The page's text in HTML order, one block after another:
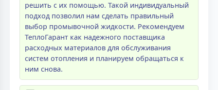
решить с их помощью. Такой индивидуальный
подход позволил нам сделать правильный
выбор промывочной жидкости. Рекомендуем
ТеплоГарант как надежного поставщика
расходных материалов для обслуживания
систем отопления и планируем обращаться к
ним снова.